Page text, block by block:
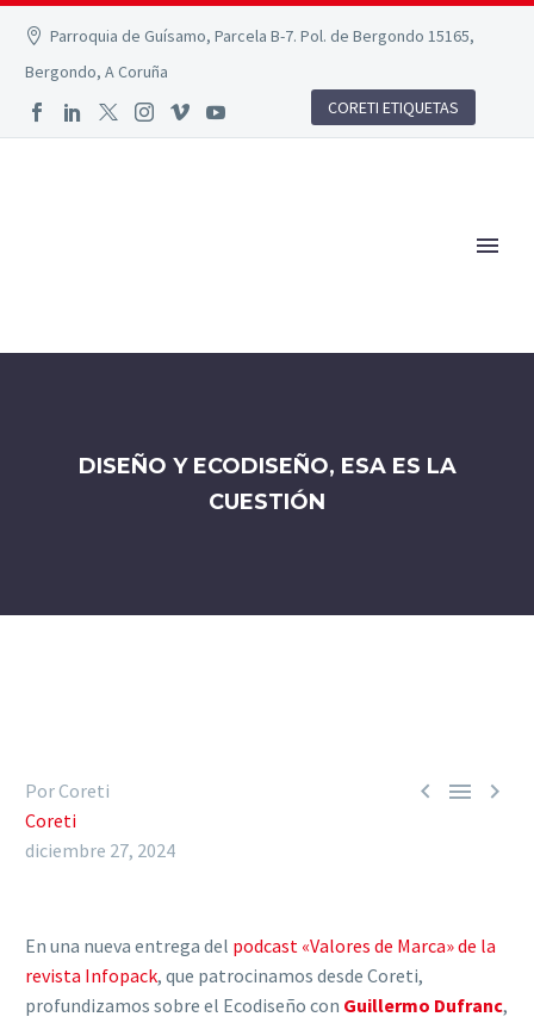
Parroquia de Guísamo, Parcela B-7. Pol. de Bergondo 15165,
Bergondo, A Coruña
CORETI ETIQUETAS
DISEÑO Y ECODISEÑO, ESA ES LA
CUESTIÓN
  
Por Coreti
Coreti
diciembre 27, 2024
En una nueva entrega del podcast «Valores de Marca» de la
revista Infopack, que patrocinamos desde Coreti,
profundizamos sobre el Ecodiseño con Guillermo Dufranc,